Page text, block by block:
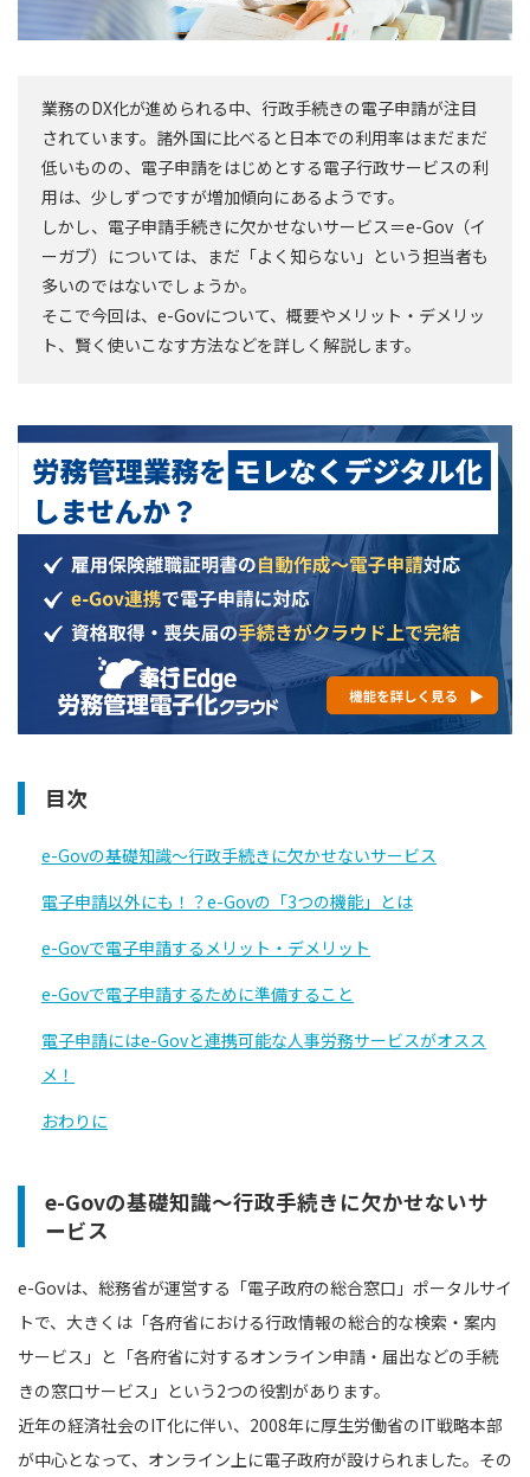
業務のDX化が進められる中、行政手続きの電子申請が注目
されています。諸外国に比べると日本での利用率はまだまだ
低いものの、電子申請をはじめとする電子行政サービスの利
用は、少しずつですが増加傾向にあるようです。
しかし、電子申請手続きに欠かせないサービス＝e-Gov（イ
ーガブ）については、まだ「よく知らない」という担当者も
多いのではないでしょうか。
そこで今回は、e-Govについて、概要やメリット・デメリッ
ト、賢く使いこなす方法などを詳しく解説します。
目次
e-Govの基礎知識〜行政手続きに欠かせないサービス
電子申請以外にも！？e-Govの「3つの機能」とは
e-Govで電子申請するメリット・デメリット
e-Govで電子申請するために準備すること
電子申請にはe-Govと連携可能な人事労務サービスがオスス
メ！
おわりに
e-Govの基礎知識〜行政手続きに欠かせないサ
ービス
e-Govは、総務省が運営する「電子政府の総合窓口」ポータルサイ
トで、大きくは「各府省における行政情報の総合的な検索・案内
サービス」と「各府省に対するオンライン申請・届出などの手続
きの窓口サービス」という2つの役割があります。
近年の経済社会のIT化に伴い、2008年に厚生労働省のIT戦略本部
が中心となって、オンライン上に電子政府が設けられました。その